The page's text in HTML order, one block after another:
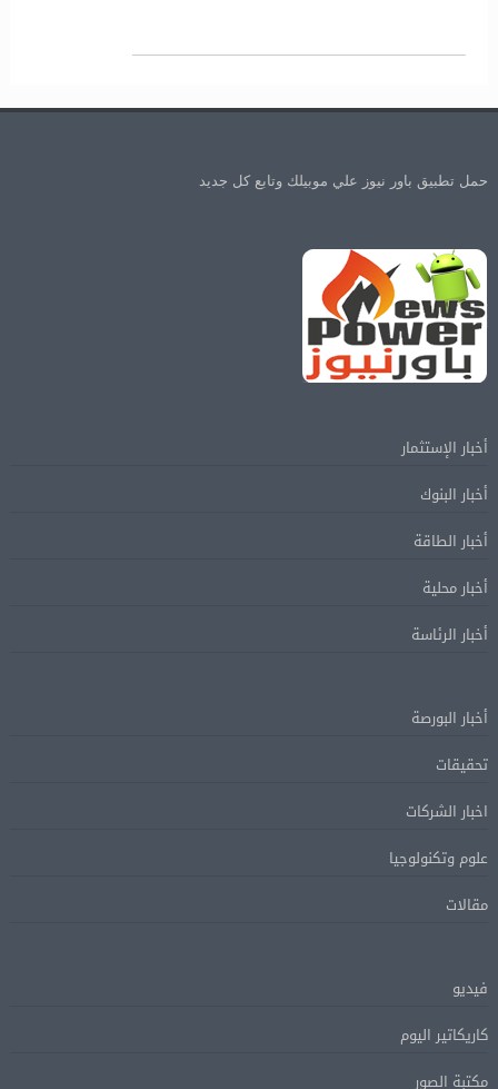
حمل تطبيق باور نيوز علي موبيلك وتابع كل جديد
أخبار الإستثمار
أخبار البنوك
أخبار الطاقة
أخبار محلية
أخبار الرئاسة
أخبار البورصة
تحقيقات
اخبار الشركات
علوم وتكنولوجيا
مقالات
فيديو
كاريكاتير اليوم
مكتبة الصور